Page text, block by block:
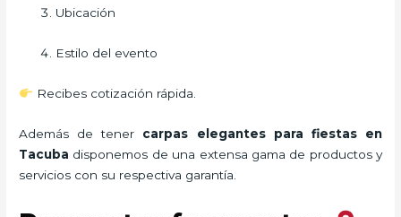
Ubicación
Estilo del evento
Recibes cotización rápida.
Además de tener carpas elegantes para fiestas
en
Tacuba disponemos de una extensa gama de productos y
servicios con su respectiva garantía.